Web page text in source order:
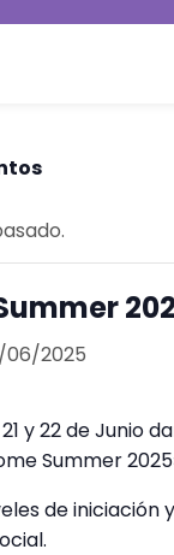
06/2025
y 22 de Junio
Summer
de